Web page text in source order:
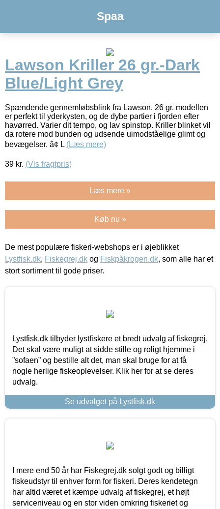
Spaa
Lawson Kriller 26 gr.-Dark
Blue/Light Grey
Spændende gennemløbsblink fra Lawson. 26 gr. modellen
er perfekt til yderkysten, og de dybe partier i fjorden efter
havørred. Varier dit tempo, og lav spinstop. Kriller blinket vil
da rotere mod bunden og udsende uimodståelige glimt og
bevægelser. â¢ L (Læs mere)
39 kr. (Vis fragtpris)
Læs mere »
Køb nu »
De mest populære fiskeri-webshops er i øjeblikket
Lystfisk.dk, Fiskegrej.dk og Fiskpåkrogen.dk, som alle har et
stort sortiment til gode priser.
Lystfisk.dk tilbyder lystfiskere et bredt udvalg af fiskegrej.
Det skal være muligt at sidde stille og roligt hjemme i
”sofaen” og bestille alt det, man skal bruge for at få
nogle herlige fiskeoplevelser. Klik her for at se deres
udvalg.
Se udvalget på Lystfisk.dk
I mere end 50 år har Fiskegrej.dk solgt godt og billigt
fiskeudstyr til enhver form for fiskeri. Deres kendetegn
har altid været et kæmpe udvalg af fiskegrej, et højt
serviceniveau og en stor viden omkring fiskeriet og